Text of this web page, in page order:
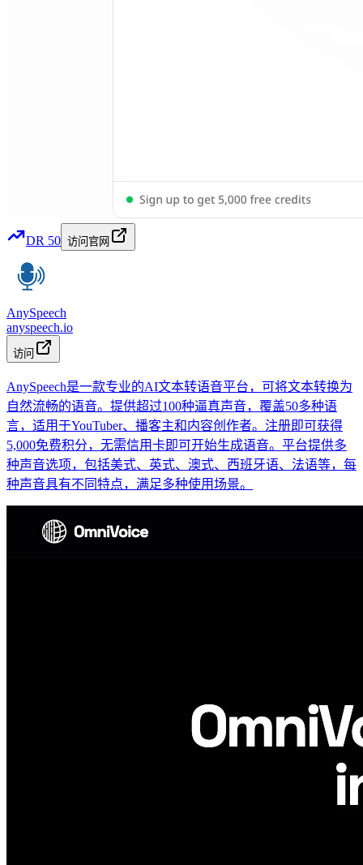
DR 50 访问官网
AnySpeech
anyspeech.io
访问
AnySpeech是一款专业的AI文本转语音平台，可将文本转换为
自然流畅的语音。提供超过100种逼真声音，覆盖50多种语
言，适用于YouTuber、播客主和内容创作者。注册即可获得
5,000免费积分，无需信用卡即可开始生成语音。平台提供多
种声音选项，包括美式、英式、澳式、西班牙语、法语等，每
种声音具有不同特点，满足多种使用场景。